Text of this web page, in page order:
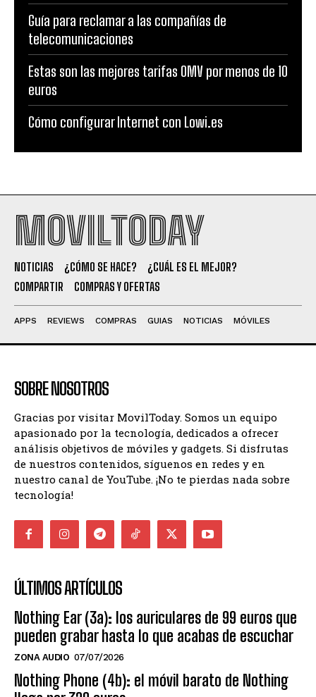
Guía para reclamar a las compañías de
telecomunicaciones
Estas son las mejores tarifas OMV por menos de 10
euros
Cómo configurar Internet con Lowi.es
MOVILTODAY
NOTICIAS ¿CÓMO SE HACE?
¿CUÁL ES EL MEJOR?
COMPARTIR
COMPRAS Y OFERTAS
APPS REVIEWS COMPRAS GUIAS NOTICIAS MÓVILES
SOBRE NOSOTROS
Gracias por visitar MovilToday. Somos un equipo
apasionado por la tecnología, dedicados a ofrecer
análisis objetivos de móviles y gadgets. Si disfrutas
de nuestros contenidos, síguenos en redes y en
nuestro canal de YouTube. ¡No te pierdas nada sobre
tecnología!
ÚLTIMOS ARTÍCULOS
Nothing Ear (3a): los auriculares de 99 euros que
pueden grabar hasta lo que acabas de escuchar
ZONA AUDIO 07/07/2026
Nothing Phone (4b): el móvil barato de Nothing